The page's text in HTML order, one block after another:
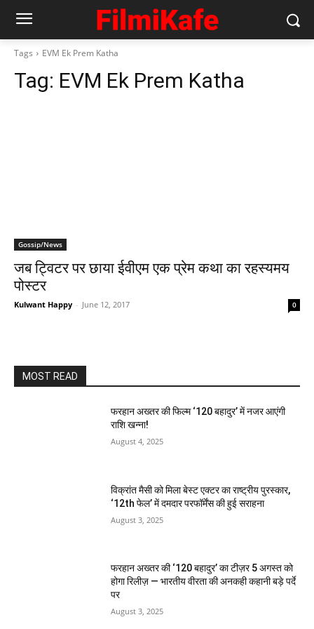
Tags EVM Ek Prem Katha
Tag: EVM Ek Prem Katha
Gossip/News
जब ट्विटर पर छाया ईवीएम एक प्रेम कथा का रहस्‍यमय
पोस्‍टर
Kulwant Happy - June 12, 2017 0
MOST READ
फरहान अख्तर की फिल्म ‘120 बहादुर’ में नजर आएंगी
राशि खन्ना!
August 4, 2025
विक्रांत मैसी को मिला बेस्ट एक्टर का राष्ट्रीय पुरस्कार,
‘12th फेल’ में दमदार परफॉर्मेंस की हुई सराहना
August 3, 2025
फरहान अख्तर की ‘120 बहादुर’ का टीज़र 5 अगस्त को
होगा रिलीज़ — भारतीय वीरता की अनकही कहानी बड़े पर्दे
पर
August 3, 2025